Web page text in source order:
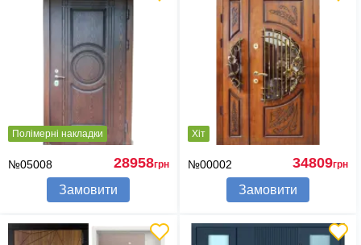
Полімерні накладки
№05008 28958грн
Замовити
Хіт
№00002 34809грн
Замовити